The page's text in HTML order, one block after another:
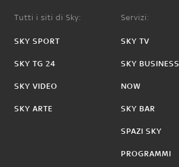
Tutti i siti di Sky:
SKY SPORT
SKY TG 24
SKY VIDEO
SKY ARTE
Servizi:
SKY TV
SKY BUSINESS
NOW
SKY BAR
SPAZI SKY
PROGRAMMI